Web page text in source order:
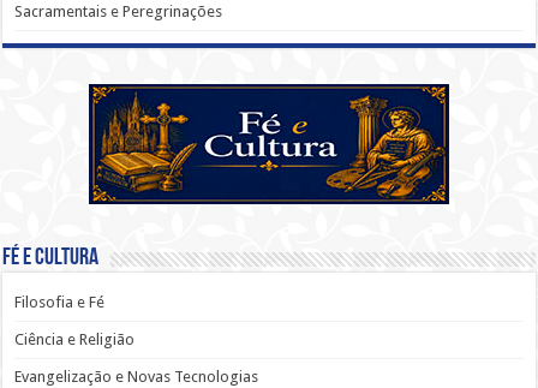
Sacramentais e Peregrinações
Fé e Cultura
Filosofia e Fé
Ciência e Religião
Evangelização e Novas Tecnologias